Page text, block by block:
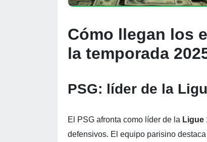
Cómo llegan los
la temporada
PSG: líder de la
El PSG afronta como líder de la Ligue
defensivos. El equipo parisino destaca